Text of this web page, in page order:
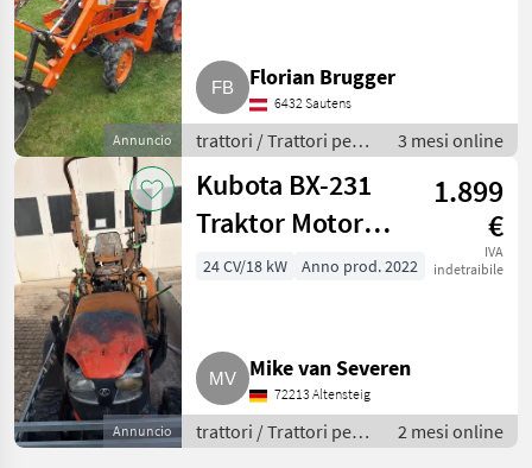
Annuncio
Florian Brugger
6432 Sautens
trattori / Trattori per
frutticoltura e
viticoltura
3 mesi online
Annuncio
Kubota BX-231
Traktor Motor
D902 24 PS
1.899
€
IVA
indetraibile
24 CV/18 kW Anno prod. 2022
Mike van Severen
72213 Altensteig
trattori / Trattori per
frutticoltura e
2 mesi online